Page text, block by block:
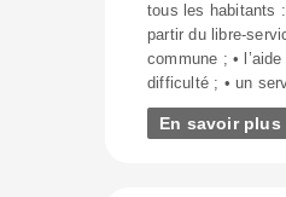
tous les habitants
partir du libre-
commune ; •
difficulté ; • un
En savoir plus